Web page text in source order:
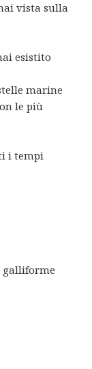
vista sulla
esistito
marine
le più
i tempi
galliforme